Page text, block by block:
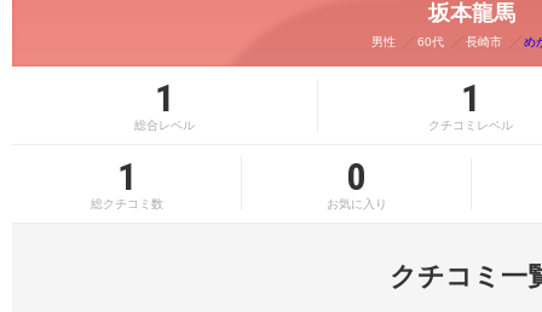
坂本龍馬
男性 60代 長崎市 め
1
総合レベル
1
クチコミレベル
1
総クチコミ数
0
お気に入り
クチコミ一